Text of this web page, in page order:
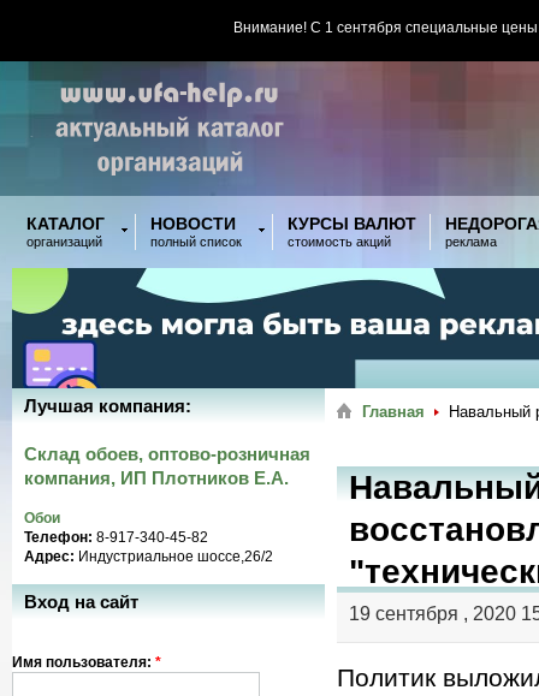
Внимание! С 1 сентября специальные
КАТАЛОГ
организаций
НОВОСТИ
полный список
КУРСЫ ВАЛЮТ
стоимость акций реклама
Главная Навальный
19 сентября , 2020
Политик
Лучшая компания:
Склад обоев, оптово-розничная
компания, ИП Плотников Е.А.
Обои
Телефон: 8-917-340-45-82
Адрес: Индустриальное шоссе,26/2
Вход на сайт
Имя пользователя: *